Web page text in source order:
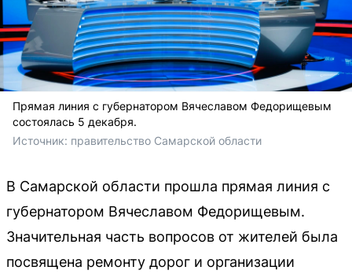
Прямая линия с губернатором Вячеславом Федорищевым
состоялась 5 декабря.
Источник: правительство Самарской области
В Самарской области прошла прямая линия с
губернатором Вячеславом Федорищевым.
Значительная часть вопросов от жителей была
посвящена ремонту дорог и организации